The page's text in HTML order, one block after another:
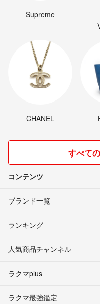
Supreme
CHANEL
すべて
コンテンツ
ブランド一覧
ランキング
人気商品チャンネル
ラクマplus
ラクマ最強鑑定